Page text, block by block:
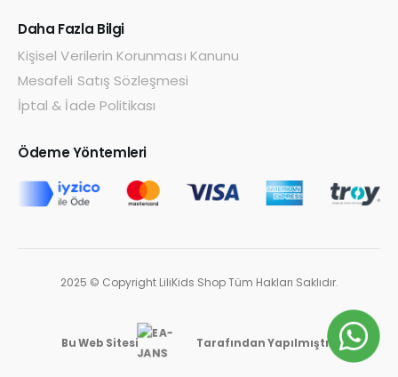
Daha Fazla Bilgi
Kişisel Verilerin Korunması Kanunu
Mesafeli Satış Sözleşmesi
İptal & İade Politikası
Ödeme Yöntemleri
2025 © Copyright LiliKids Shop Tüm Hakları Saklıdır.
Bu Web Sitesi Tarafından Yapılmıştır.